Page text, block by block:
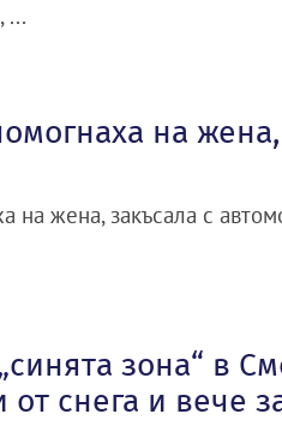
...
на жена,
на жена, закъсала с
зона“ в
от снега и вече